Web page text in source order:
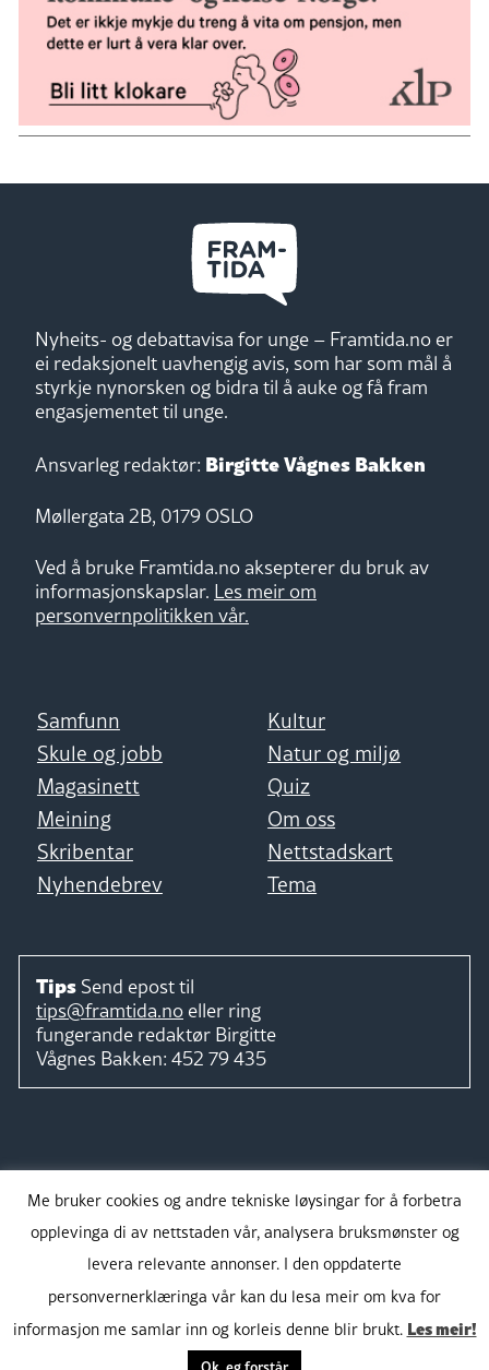
Nyheits- og debattavisa for unge – Framtida.no er
ei redaksjonelt uavhengig avis, som har som mål å
styrkje nynorsken og bidra til å auke og få fram
engasjementet til unge.
Ansvarleg redaktør: Birgitte Vågnes Bakken
Møllergata 2B, 0179 OSLO
Ved å bruke Framtida.no aksepterer du bruk av
informasjonskapslar. Les meir om
personvernpolitikken vår.
Samfunn
Kultur
Skule og jobb
Natur og miljø
Magasinett
Quiz
Meining
Om oss
Skribentar
Nettstadskart
Nyhendebrev
Tema
Tips Send epost til
tips@framtida.no eller ring
fungerande redaktør Birgitte
Vågnes Bakken: 452 79 435
Takk for støtta:
Me bruker cookies og andre tekniske løysingar for å forbetra
opplevinga di av nettstaden vår, analysera bruksmønster og
levera relevante annonser. I den oppdaterte
personvernerklæringa vår kan du lesa meir om kva for
informasjon me samlar inn og korleis denne blir brukt. Les meir!